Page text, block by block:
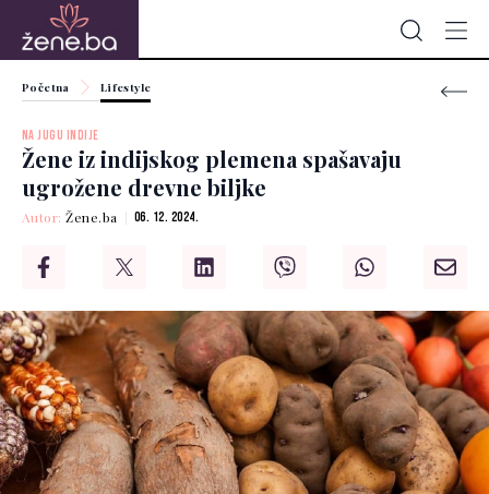
Početna Lifestyle
NA JUGU INDIJE
Žene iz indijskog plemena spašavaju
ugrožene drevne biljke
Autor:Žene.ba 06. 12. 2024.